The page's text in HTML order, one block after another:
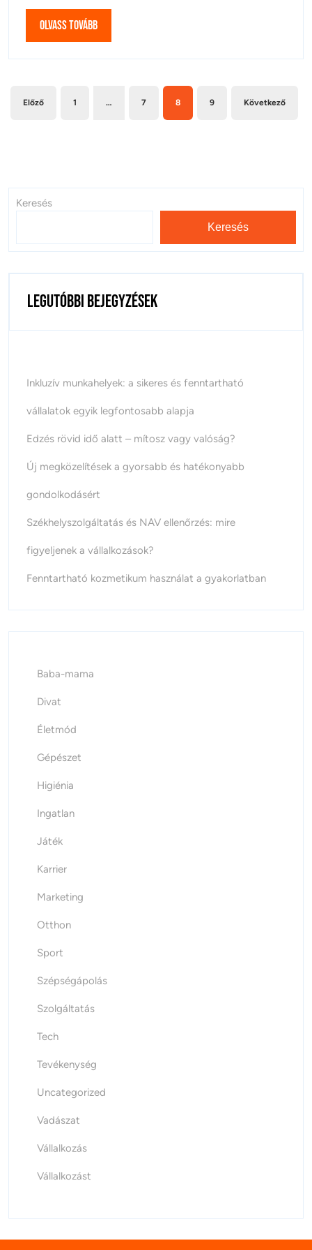
Olvass továbbOlvass
tovább
Bejegyzések
Előző 1 … 7 8 9 Következő
Keresés
Keresés
Legutóbbi bejegyzések
Inkluzív munkahelyek: a sikeres és fenntartható
vállalatok egyik legfontosabb alapja
Edzés rövid idő alatt – mítosz vagy valóság?
Új megközelítések a gyorsabb és hatékonyabb
gondolkodásért
Székhelyszolgáltatás és NAV ellenőrzés: mire
figyeljenek a vállalkozások?
Fenntartható kozmetikum használat a gyakorlatban
Baba-mama
Divat
Életmód
Gépészet
Higiénia
Ingatlan
Játék
Karrier
Marketing
Otthon
Sport
Szépségápolás
Szolgáltatás
Tech
Tevékenység
Uncategorized
Vadászat
Vállalkozás
Vállalkozást